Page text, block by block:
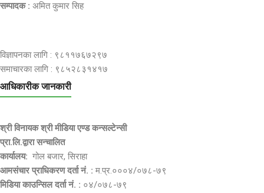
सम्पादक : अमित कुमार सिह
विज्ञापनका लागि : ९८११७६७२९७
समाचारका लागि : ९८५२८३१४१७
आधिकारीक जानकारी
श्री विनायक श्री मीडिया एण्ड कन्सल्टेन्सी
प्रा.लि.द्वारा सन्चालित
कार्यालय: गोल बजार, सिराहा
आमसंचार प्राधिकरण दर्ता नं. : म.प्र.०००४/०७८-७९
मिडिया काउन्सिल दर्ता नं. : ०४/०७८-७९